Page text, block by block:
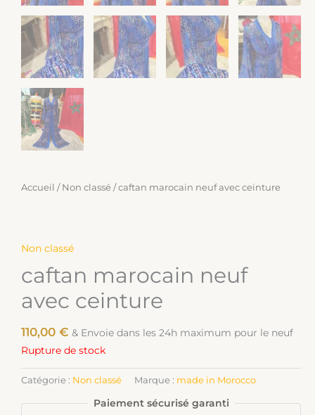
Accueil / Non classé / caftan marocain neuf avec ceinture
Non classé
caftan marocain neuf
avec ceinture
110,00 € & Envoie dans les 24h maximum pour le neuf
Rupture de stock
Catégorie : Non classé Marque : made in Morocco
Paiement sécurisé garanti